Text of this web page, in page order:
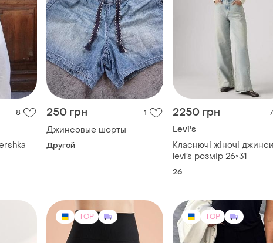
TOP
440 грн
490 грн -11%
Велосипедки в рубчик з
TOP
630 грн
Леггинсы-стремена